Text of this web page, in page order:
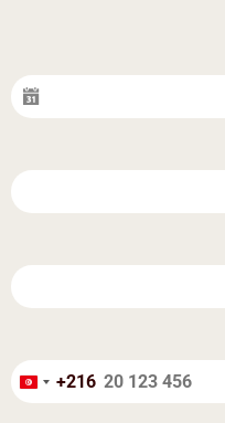
Tunisia
+216